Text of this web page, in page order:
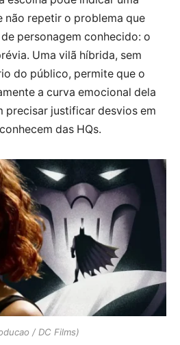
não repetir o problema que
personagem conhecido: o
Uma vilã híbrida, sem
do público, permite que o
a curva emocional dela
justificar desvios em
das HQs.
/ DC Films)